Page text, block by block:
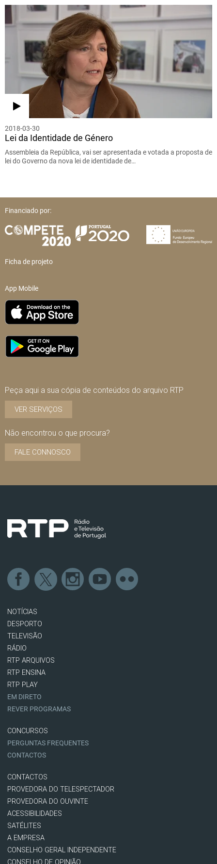
2018-03-30
Lei da Identidade de Género
Assembleia da República, vai ser apresentada e votada a proposta de
lei do Governo da nova lei de identidade de…
Financiado por:
Ficha de projeto
App Mobile
Peça aqui a sua cópia de conteúdos do arquivo RTP
VER SERVIÇOS
Não encontrou o que procura?
FALE CONNOSCO
NOTÍCIAS
DESPORTO
TELEVISÃO
RÁDIO
RTP ARQUIVOS
RTP ENSINA
RTP PLAY
EM DIRETO
REVER PROGRAMAS
CONCURSOS
PERGUNTAS FREQUENTES
CONTACTOS
CONTACTOS
PROVEDORA DO TELESPECTADOR
PROVEDORA DO OUVINTE
ACESSIBILIDADES
SATÉLITES
A EMPRESA
CONSELHO GERAL INDEPENDENTE
CONSELHO DE OPINIÃO